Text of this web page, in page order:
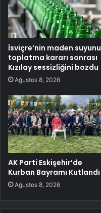
İsviçre’nin maden suyunu
toplatma kararı sonrası
Kızılay sessizliğini bozdu
Ağustos 8, 2026
AK Parti Eskişehir’de
Kurban Bayramı Kutlandı
Ağustos 8, 2026